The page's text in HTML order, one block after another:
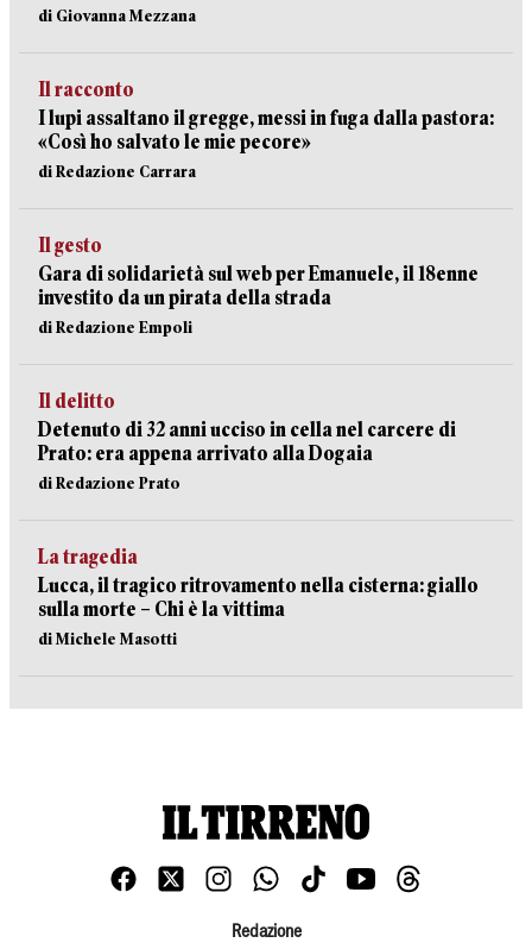
di Giovanna Mezzana
Il racconto
I lupi assaltano il gregge, messi in fuga dalla pastora:
«Così ho salvato le mie pecore»
di Redazione Carrara
Il gesto
Gara di solidarietà sul web per Emanuele, il 18enne
investito da un pirata della strada
di Redazione Empoli
Il delitto
Detenuto di 32 anni ucciso in cella nel carcere di
Prato: era appena arrivato alla Dogaia
di Redazione Prato
La tragedia
Lucca, il tragico ritrovamento nella cisterna: giallo
sulla morte – Chi è la vittima
di Michele Masotti
Redazione